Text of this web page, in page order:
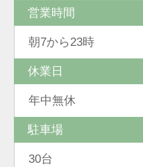
営業時間
朝7から23時
休業日
年中無休
駐車場
30台